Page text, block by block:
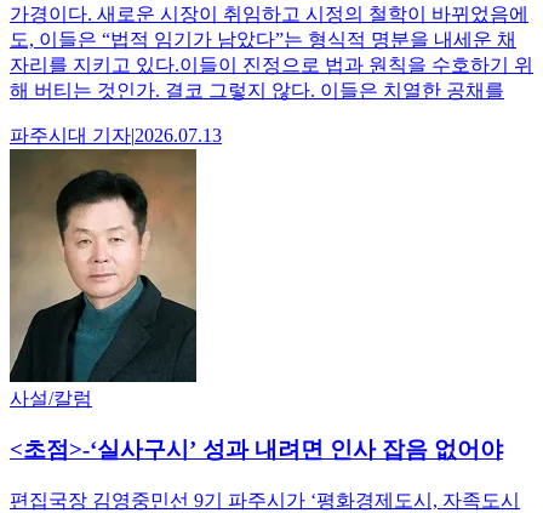
가경이다. 새로운 시장이 취임하고 시정의 철학이 바뀌었음에
도, 이들은 “법적 임기가 남았다”는 형식적 명분을 내세운 채
자리를 지키고 있다.이들이 진정으로 법과 원칙을 수호하기 위
해 버티는 것인가. 결코 그렇지 않다. 이들은 치열한 공채를
파주시대 기자|2026.07.13
사설/칼럼
<초점>-‘실사구시’ 성과 내려면 인사 잡음 없어야
편집국장 김영중민선 9기 파주시가 ‘평화경제도시, 자족도시